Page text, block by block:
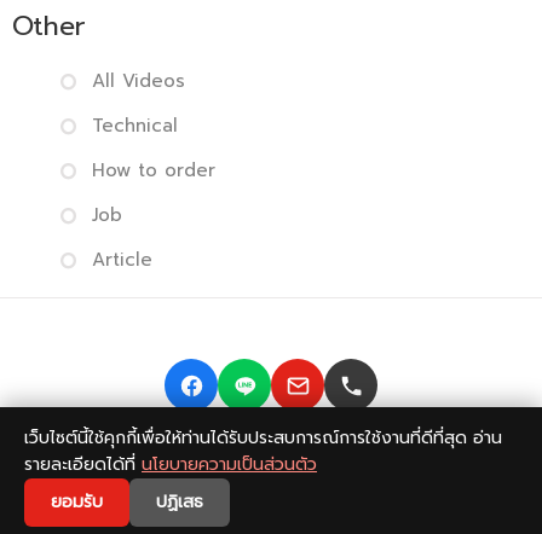
Other
All Videos
Technical
How to order
Job
Article
Copyright © 2014-2026 BISMONPRINT Co.,LTD
Privacy
policy|Return Policy
เว็บไซต์นี้ใช้คุกกี้เพื่อให้ท่านได้รับประสบการณ์การใช้งานที่ดีที่สุด อ่าน
รายละเอียดได้ที่ นโยบายความเป็นส่วนตัว
ยอมรับ
ปฏิเสธ